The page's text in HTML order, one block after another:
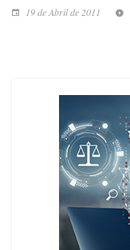
19 de Abril de 2011